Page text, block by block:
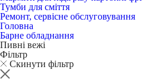
Тумби для сміття
Ремонт, сервісне обслуговування
Головна
Барне обладнання
Пивні вежі
Фільтр
Скинути фільтр